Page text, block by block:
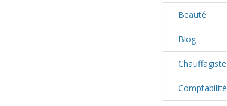
Beauté
Blog
Chauffagiste
Comptabilité